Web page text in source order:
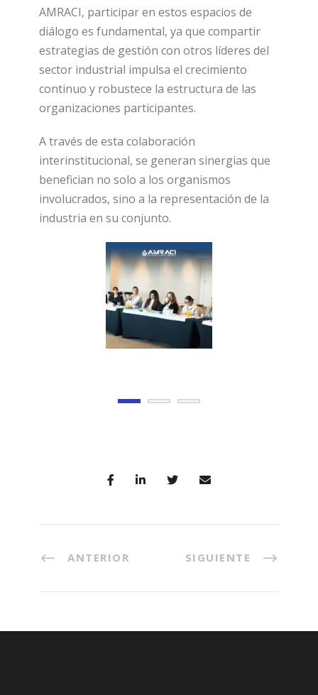
AMRACI, participar en estos espacios de
diálogo es fundamental, ya que compartir
estrategias de gestión con otros líderes del
sector industrial impulsa el crecimiento
continuo y robustece la estructura de las
organizaciones participantes.
A través de esta colaboración
interinstitucional, se generan sinergias que
benefician no solo a los organismos
involucrados, sino a la representación de la
industria en su conjunto.
ANTERIOR SIGUIENTE